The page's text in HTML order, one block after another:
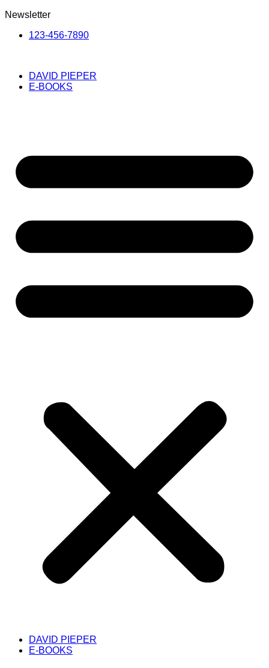
Newsletter
123-456-7890
DAVID PIEPER
E-BOOKS
DAVID PIEPER
E-BOOKS